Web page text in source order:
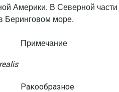
Америки. В Северной части
Беринговом море.
Примечание
Ракообразное